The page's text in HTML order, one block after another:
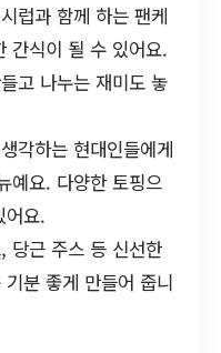
럽과 함께 하는 팬케
간식이 될 수 있어요.
고 나누는 재미도 놓
각하는 현대인들에게
예요. 다양한 토핑으
어요.
당근 주스 등 신선한
분 좋게 만들어 줍니